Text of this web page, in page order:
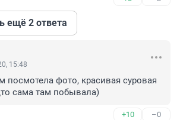
ещё 2 ответа
15:48
посмотела фото, красивая суровая
сама там побывала)
+10 –0